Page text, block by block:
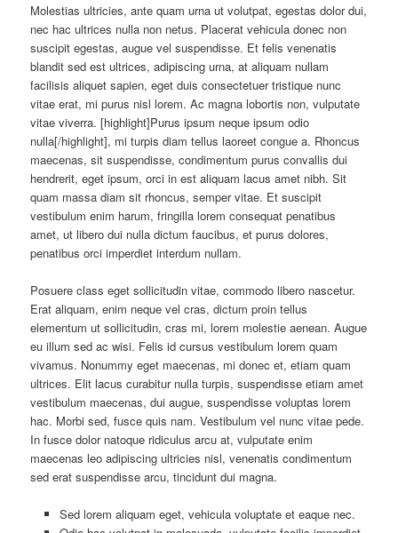
Molestias ultricies, ante quam urna ut volutpat, egestas dolor dui,
nec hac ultrices nulla non netus. Placerat vehicula donec non
suscipit egestas, augue vel suspendisse. Et felis venenatis
blandit sed est ultrices, adipiscing urna, at aliquam nullam
facilisis aliquet sapien, eget duis consectetuer tristique nunc
vitae erat, mi purus nisl lorem. Ac magna lobortis non, vulputate
vitae viverra. [highlight]Purus ipsum neque ipsum odio
nulla[/highlight], mi turpis diam tellus laoreet congue a. Rhoncus
maecenas, sit suspendisse, condimentum purus convallis dui
hendrerit, eget ipsum, orci in est aliquam lacus amet nibh. Sit
quam massa diam sit rhoncus, semper vitae. Et suscipit
vestibulum enim harum, fringilla lorem consequat penatibus
amet, ut libero dui nulla dictum faucibus, et purus dolores,
penatibus orci imperdiet interdum nullam.
Posuere class eget sollicitudin vitae, commodo libero nascetur.
Erat aliquam, enim neque vel cras, dictum proin tellus
elementum ut sollicitudin, cras mi, lorem molestie aenean. Augue
eu illum sed ac wisi. Felis id cursus vestibulum lorem quam
vivamus. Nonummy eget maecenas, mi donec et, etiam quam
ultrices. Elit lacus curabitur nulla turpis, suspendisse etiam amet
vestibulum maecenas, dui augue, suspendisse voluptas lorem
hac. Morbi sed, fusce quis nam. Vestibulum vel nunc vitae pede.
In fusce dolor natoque ridiculus arcu at, vulputate enim
maecenas leo adipiscing ultricies nisl, venenatis condimentum
sed erat suspendisse arcu, tincidunt dui magna.
Sed lorem aliquam eget, vehicula voluptate et eaque nec.